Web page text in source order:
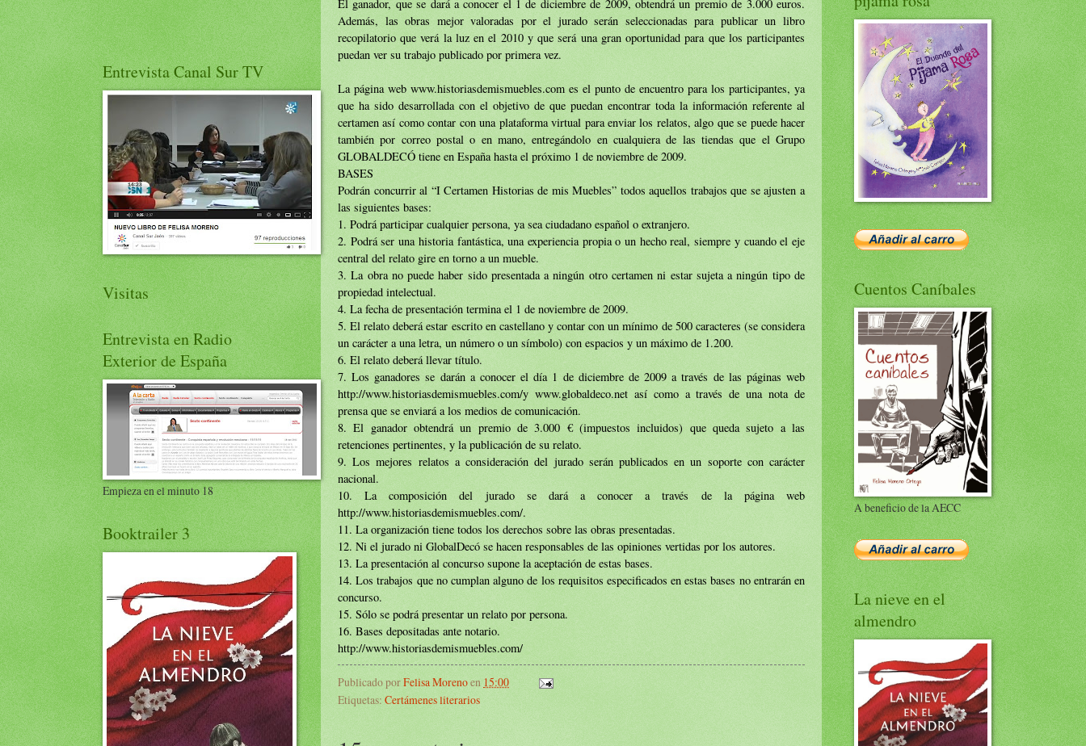
El ganador, que se dará a conocer el 1 de diciembre de 2009, obtendrá un premio de 3.000 euros.
Además, las obras mejor valoradas por el jurado serán seleccionadas para publicar un libro
recopilatorio que verá la luz en el 2010 y que será una gran oportunidad para que los participantes
puedan ver su trabajo publicado por primera vez.
La página web www.historiasdemismuebles.com es el punto de encuentro para los participantes, ya
que ha sido desarrollada con el objetivo de que puedan encontrar toda la información referente al
certamen así como contar con una plataforma virtual para enviar los relatos, algo que se puede hacer
también por correo postal o en mano, entregándolo en cualquiera de las tiendas que el Grupo
GLOBALDECÓ tiene en España hasta el próximo 1 de noviembre de 2009.
BASES
Podrán concurrir al “I Certamen Historias de mis Muebles” todos aquellos trabajos que se ajusten a
las siguientes bases:
1. Podrá participar cualquier persona, ya sea ciudadano español o extranjero.
2. Podrá ser una historia fantástica, una experiencia propia o un hecho real, siempre y cuando el eje
central del relato gire en torno a un mueble.
3. La obra no puede haber sido presentada a ningún otro certamen ni estar sujeta a ningún tipo de
propiedad intelectual.
4. La fecha de presentación termina el 1 de noviembre de 2009.
5. El relato deberá estar escrito en castellano y contar con un mínimo de 500 caracteres (se considera
un carácter a una letra, un número o un símbolo) con espacios y un máximo de 1.200.
6. El relato deberá llevar título.
7. Los ganadores se darán a conocer el día 1 de diciembre de 2009 a través de las páginas web
http://www.historiasdemismuebles.com/y www.globaldeco.net así como a través de una nota de
prensa que se enviará a los medios de comunicación.
8. El ganador obtendrá un premio de 3.000 € (impuestos incluidos) que queda sujeto a las
retenciones pertinentes, y la publicación de su relato.
9. Los mejores relatos a consideración del jurado serán publicados en un soporte con carácter
nacional.
10. La composición del jurado se dará a conocer a través de la página web
http://www.historiasdemismuebles.com/.
11. La organización tiene todos los derechos sobre las obras presentadas.
12. Ni el jurado ni GlobalDecó se hacen responsables de las opiniones vertidas por los autores.
13. La presentación al concurso supone la aceptación de estas bases.
14. Los trabajos que no cumplan alguno de los requisitos especificados en estas bases no entrarán en
concurso.
15. Sólo se podrá presentar un relato por persona.
16. Bases depositadas ante notario.
http://www.historiasdemismuebles.com/
Publicado porFelisa Morenoen 15:00
Etiquetas: Certámenes literarios
Entrevista Canal Sur TV
Visitas
Entrevista en Radio
Exterior de España
Empieza en el minuto 18
Booktrailer 3
Cuentos Caníbales
A beneficio de la AECC
La nieve en el
almendro